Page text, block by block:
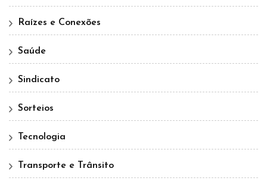
Raízes e Conexões
Saúde
Sindicato
Sorteios
Tecnologia
Transporte e Trânsito